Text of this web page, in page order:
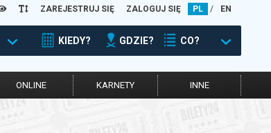
ZAREJESTRUJ SIĘ ZALOGUJ SIĘ PL / EN
KIEDY? GDZIE? CO?
ONLINE KARNETY INNE